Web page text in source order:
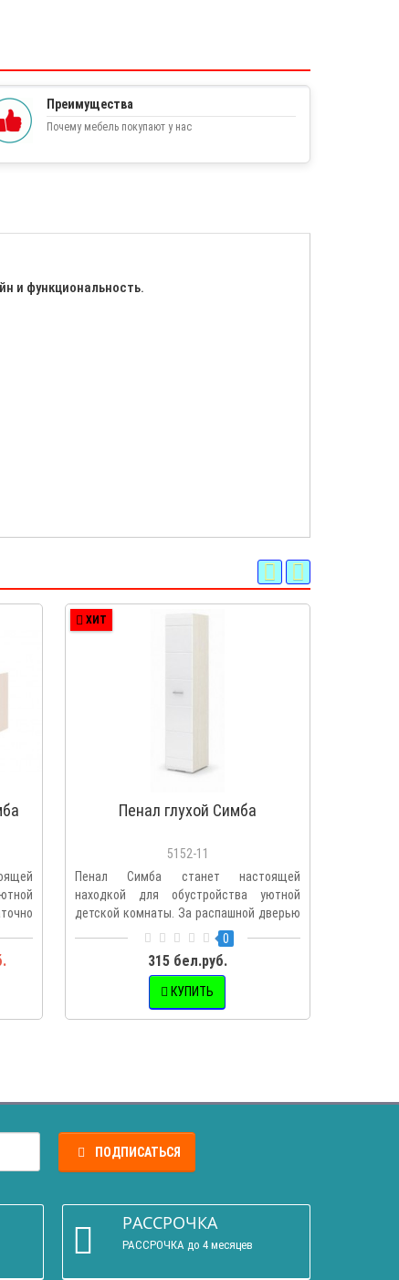
Преимущества
Почему мебель покупают у нас
и функциональность.
ХИТ
Пенал глухой Симба
5152-11
Пенал Симба станет настоящей
находкой для обустройства уютной
детской комнаты. За распашной дверью
0
315 бел.руб.
КУПИТЬ
ПОДПИСАТЬСЯ
РАССРОЧКА
РАССРОЧКА до 4 месяцев